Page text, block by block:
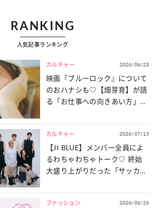
RANKING
人気記事ランキング
カルチャー 2026/06/23
映画『ブルーロック』について
のおハナシも♡【畑芽育】が語
る「お仕事への向きあい方」と
カルチャー 2026/07/13
【JI BLUE】メンバー全員によ
るわちゃわちゃトーク♡ 終始
大盛り上がりだった「サッカー
ファッション 2026/06/26